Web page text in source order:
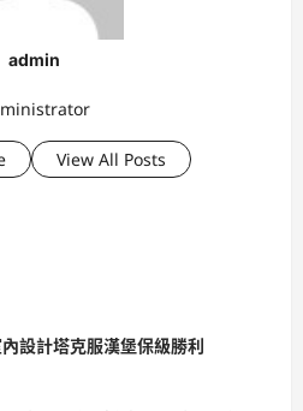
admin
View All Posts
設計塔克服漢堡保級勝利